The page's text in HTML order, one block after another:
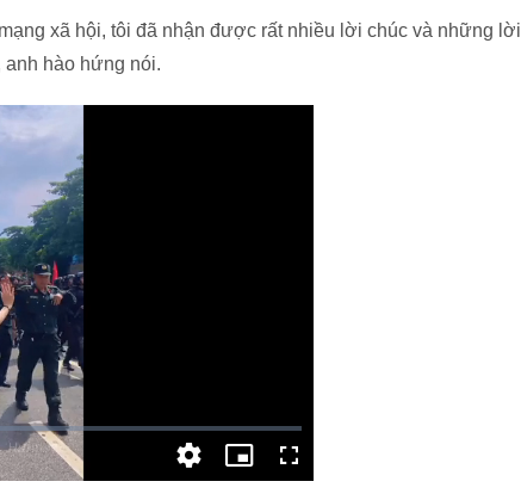
xã hội, tôi đã nhận được rất nhiều lời chúc và những lời
hào hứng nói.